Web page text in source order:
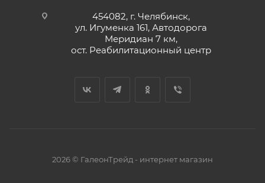
454082, г. Челябинск,
ул. Игуменка 161, Автодорога
Меридиан 7 км,
ост. Реабилитационный центр
2026 © ГалеонТрейд - интернет магазин